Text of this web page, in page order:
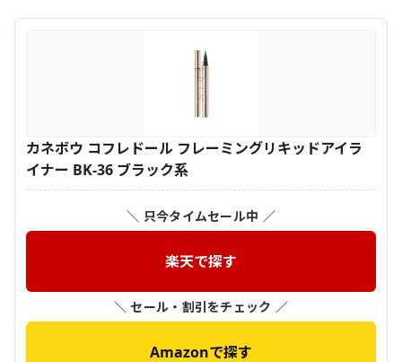
カネボウ コフレドール フレーミングリキッドアイラ
イナー BK-36 ブラック系
＼ 只今タイムセール中 ／
楽天で探す
＼ セール・割引をチェック ／
Amazonで探す